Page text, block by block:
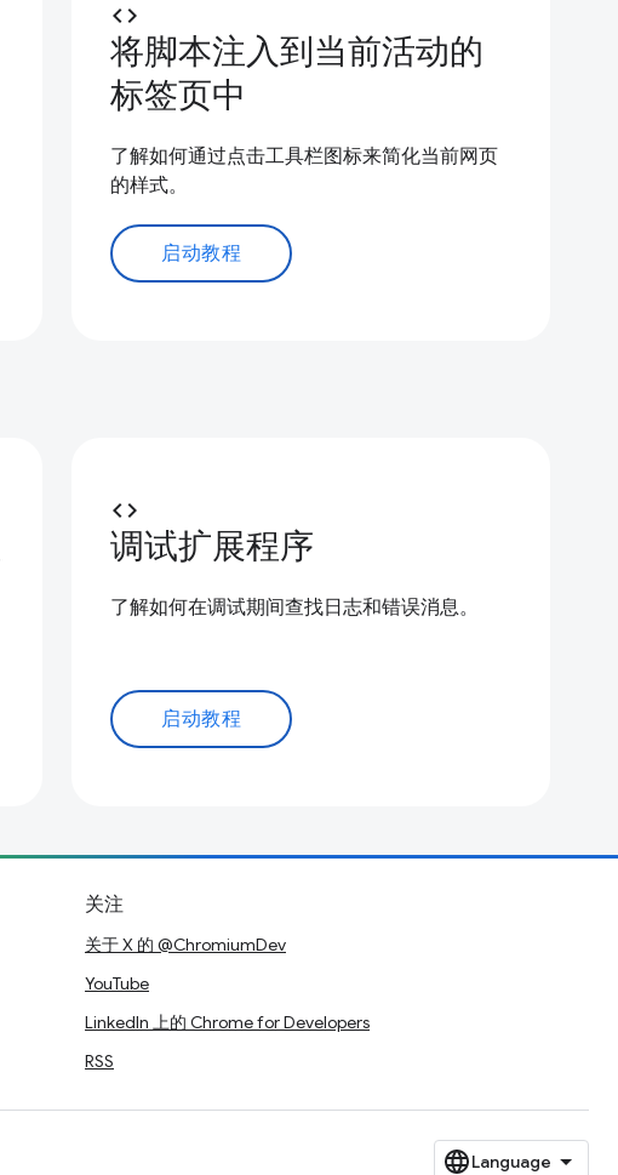
code
将脚本注入到当前活动的
标签页中
了解如何通过点击工具栏图标来简化当前网页
的样式。
启动教程
code
调试扩展程序
了解如何在调试期间查找日志和错误消息。
启动教程
关注
关于 X 的 @ChromiumDev
YouTube
LinkedIn 上的 Chrome for Developers
RSS